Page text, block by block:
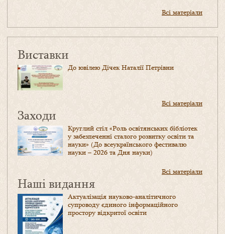
Всі матеріали
Виставки
До ювілею Дічек Наталії Петрівни
Всі матеріали
Заходи
Круглий стіл «Роль освітянських бібліотек
у забезпеченні сталого розвитку освіти та
науки» (До всеукраїнського фестивалю
науки – 2026 та Дня науки)
Всі матеріали
Наші видання
Актуалізація науково-аналітичного
супроводу єдиного інформаційного
простору відкритої освіти